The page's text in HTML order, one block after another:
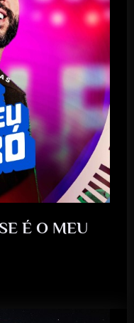
É O MEU